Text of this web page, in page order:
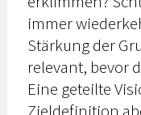
immer
Stärkung der
relevant, bevor
Eine geteilte